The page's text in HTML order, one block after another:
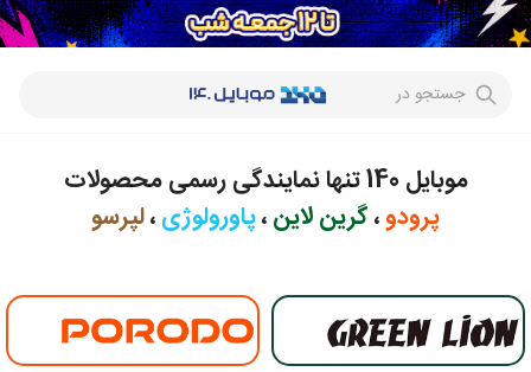
جستجو در
موبایل 140 تنها نمایندگی رسمی محصولات
پرودو،گرین لاین،پاورولوژی،لپرسو